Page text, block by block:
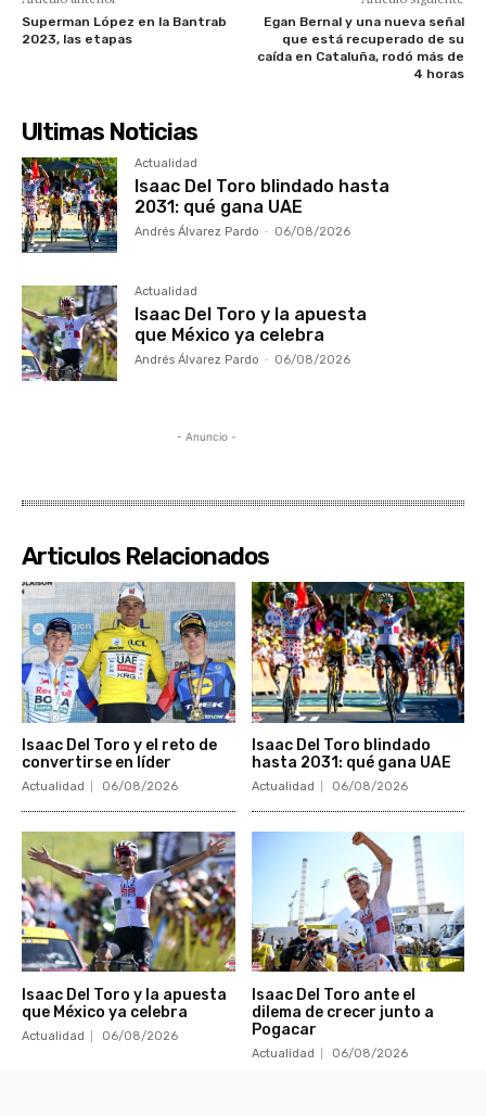
Superman López en la Bantrab
2023, las etapas
Egan Bernal y una nueva señal
que está recuperado de su
caída en Cataluña, rodó más de
4 horas
Ultimas Noticias
Actualidad
Isaac Del Toro blindado hasta
2031: qué gana UAE
Andrés Álvarez Pardo - 06/08/2026
Actualidad
Isaac Del Toro y la apuesta
que México ya celebra
Andrés Álvarez Pardo - 06/08/2026
- Anuncio -
Articulos Relacionados
Isaac Del Toro y el reto de
convertirse en líder
Actualidad 06/08/2026
Isaac Del Toro blindado
hasta 2031: qué gana UAE
Actualidad 06/08/2026
Isaac Del Toro y la apuesta
que México ya celebra
Actualidad 06/08/2026
Isaac Del Toro ante el
dilema de crecer junto a
Pogacar
Actualidad 06/08/2026